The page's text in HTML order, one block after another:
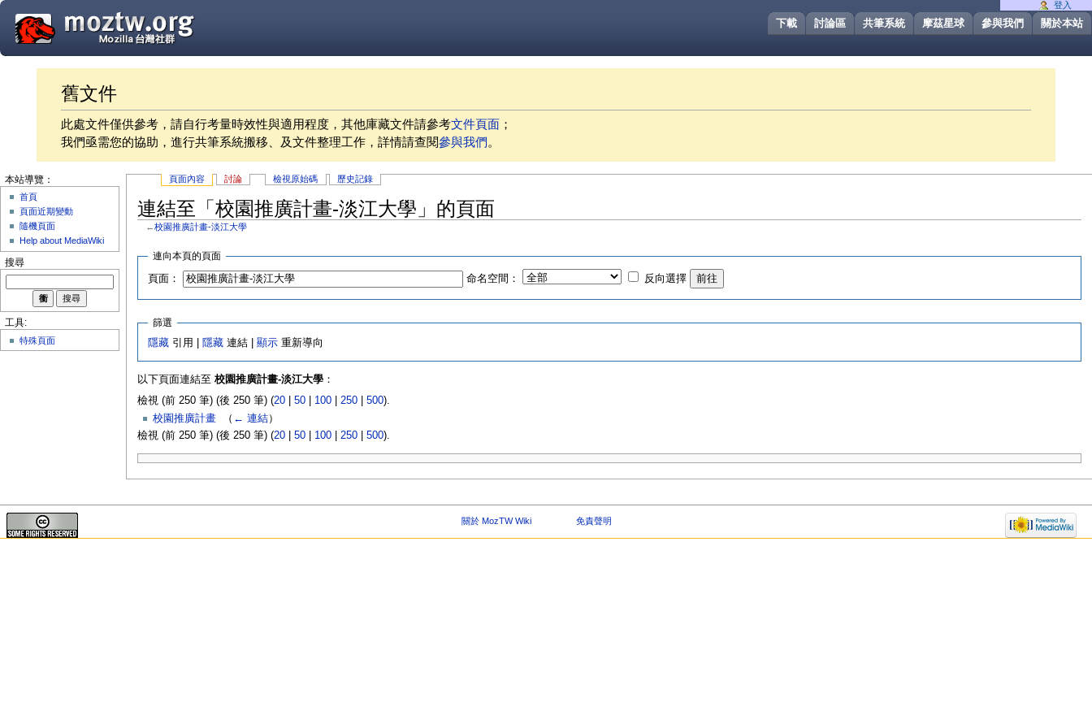
關於本站
參與我們
摩茲星球
共筆系統
討論區
下載
舊文件
此處文件僅供參考，請自行考量時效性與適用程度，其他庫藏文件請參考文件頁面 ；
我們亟需您的協助，進行共筆系統搬移、及文件整理工作，詳情請查閱參與我們。
頁面內容 討論 檢視原始碼 歷史記錄
連結至「校園推廣計畫-淡江大學」的頁面
←校園推廣計畫-淡江大學
連向本頁的頁面
頁面： 命名空間： 反向選擇
篩選
隱藏 引用 | 隱藏 連結 |顯示 重新導向
以下頁面連結至 校園推廣計畫-淡江大學：
檢視 (前 250 筆) (後 250 筆) (20| 50| 100| 250| 500).
校園推廣計畫‎ （ ← 連結）
檢視 (前 250 筆) (後 250 筆) (20| 50| 100| 250| 500).
登入
本站導覽：
首頁
頁面近期變動
隨機頁面
Help about MediaWiki
搜尋
工具:
特殊頁面
關於 MozTW Wiki 免責聲明